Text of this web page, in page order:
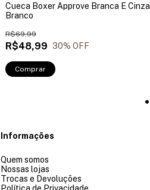
Cueca Boxer Approve Branca E Cinza
Branco
R$48,99
R$69,99
30% OFF
Comprar
Informações
Quem somos
Nossas lojas
Trocas e Devoluções